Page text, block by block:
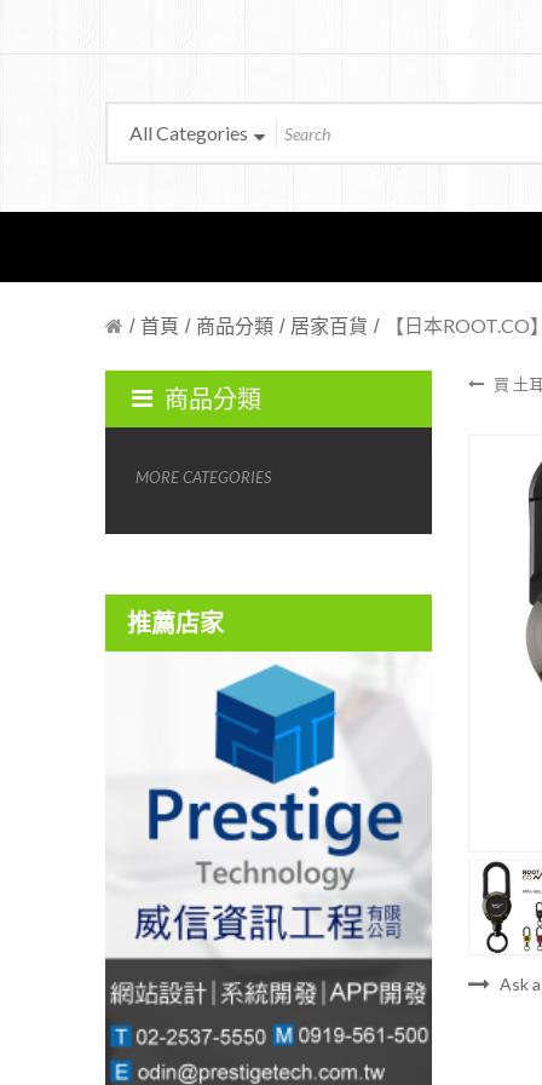
All Categories
首頁 商品分類 居家百貨 【日本
商品分類
MORE CATEGORIES
推薦店家
買 土
Ask